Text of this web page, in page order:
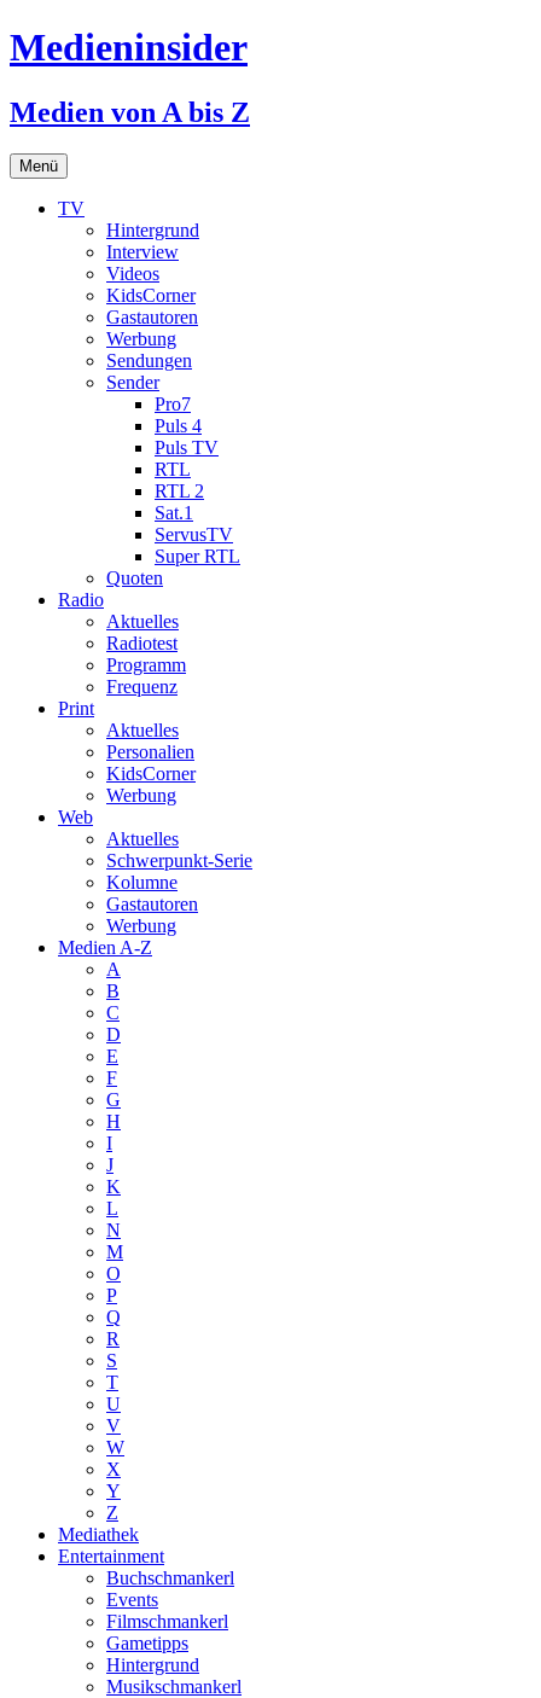
Medieninsider
Medien von A bis Z
Menü Zum
Inhalt
springen
TV
Hintergrund
Interview
Videos
KidsCorner
Gastautoren
Werbung
Sendungen
Sender
Pro7
Puls 4
Puls TV
RTL
RTL 2
Sat.1
ServusTV
Super RTL
Quoten
Radio
Aktuelles
Radiotest
Programm
Frequenz
Print
Aktuelles
Personalien
KidsCorner
Werbung
Web
Aktuelles
Schwerpunkt-Serie
Kolumne
Gastautoren
Werbung
Medien A-Z
A
B
C
D
E
F
G
H
I
J
K
L
N
M
O
P
Q
R
S
T
U
V
W
X
Y
Z
Mediathek
Entertainment
Buchschmankerl
Events
Filmschmankerl
Gametipps
Hintergrund
Musikschmankerl